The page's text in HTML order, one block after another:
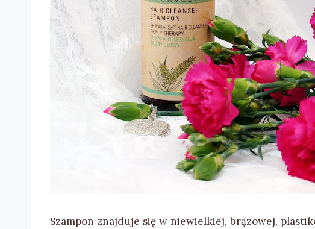
Szampon znajduje się w niewielkiej, brązowej,